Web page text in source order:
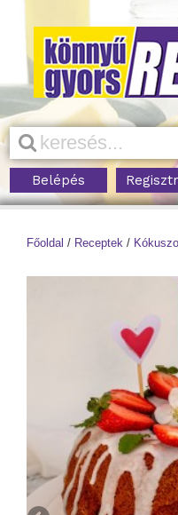
Belépés
Főoldal / Receptek /